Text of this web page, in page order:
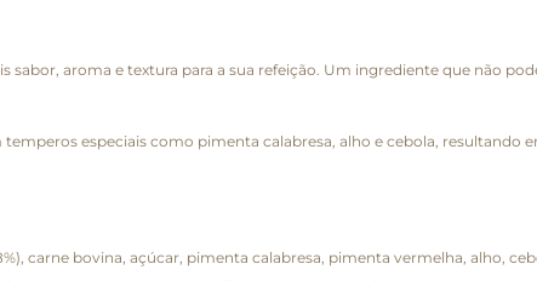
aroma e textura para a sua refeição. Um ingrediente que não
especiais como pimenta calabresa, alho e cebola, resultando
carne bovina, açúcar, pimenta calabresa, pimenta vermelha, alho,